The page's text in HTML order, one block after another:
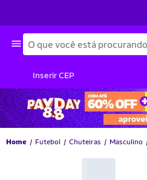
Busca
Inserir CEP
Home Futebol Chuteiras Masculino
-40%